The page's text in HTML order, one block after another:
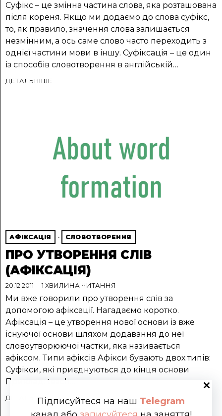
Суфікс – це змінна частина слова, яка розташована
після кореня. Якщо ми додаємо до слова суфікс,
то, як правило, значення слова залишається
незмінним, а ось саме слово часто переходить з
однієї частини мови в іншу. Суфіксація – це один
із способів словотворення в англійській…
ДЕТАЛЬНІШЕ
АФІКСАЦІЯ · СЛОВОТВОРЕННЯ
ПРО УТВОРЕННЯ СЛІВ
(АФІКСАЦІЯ)
20.12.2011 1 ХВИЛИНА ЧИТАННЯ
Ми вже говорили про утворення слів за
допомогою афіксації. Нагадаємо коротко.
Афіксація – це утворення нової основи із вже
існуючої основи шляхом додавання до неї
словоутворюючої частки, яка називається
афіксом. Типи афіксів Афікси бувають двох типів:
Суфікси, які приєднуються до кінця основи
Приклад: teach…
ДЕТАЛЬНІШЕПідписуйтеся на наш Telegram